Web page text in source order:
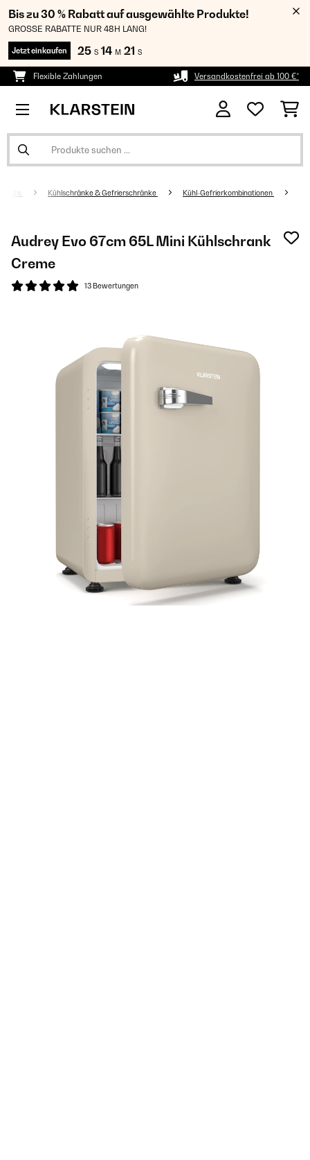
Bis zu 30 % Rabatt auf ausgewählte Produkte!
GROSSE RABATTE NUR 48H LANG!
Jetzt einkaufen 25 S 14 M 20 S
Flexible Zahlungen Versandkostenfrei ab 100 €*
Kühlschränke & Gefrierschränke Kühl-Gefrierkombinationen
Audrey Evo 67cm 65L Mini Kühlschrank​
Creme
13 Bewertungen